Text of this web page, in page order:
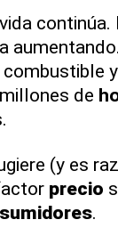
continúa.
de
(y es
precio
.